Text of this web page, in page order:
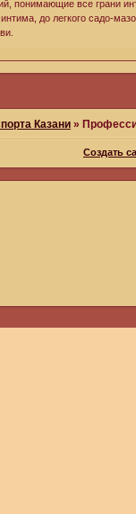
понимающие все грани
до легкого садо-
Казани »
Создать